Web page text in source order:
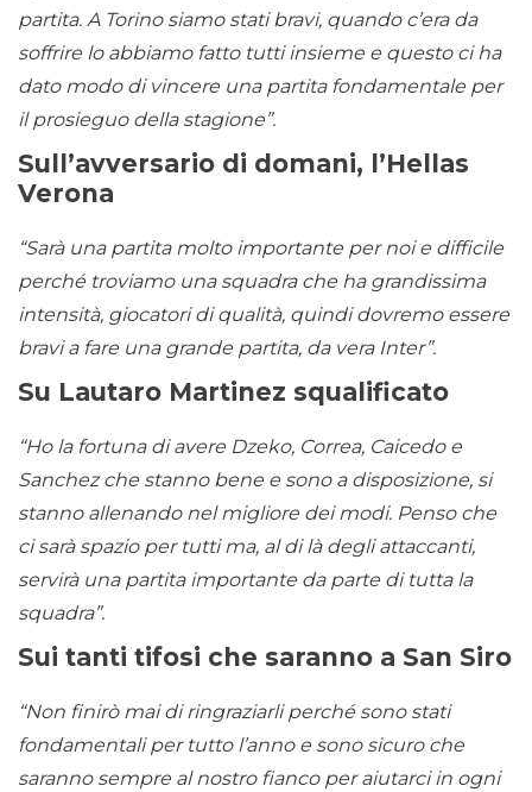
partita. A Torino siamo stati bravi, quando c’era da
soffrire lo abbiamo fatto tutti insieme e questo ci ha
dato modo di vincere una partita fondamentale per
il prosieguo della stagione”.
Sull’avversario di domani, l’Hellas
Verona
“Sarà una partita molto importante per noi e difficile
perché troviamo una squadra che ha grandissima
intensità, giocatori di qualità, quindi dovremo essere
bravi a fare una grande partita, da vera Inter”.
Su Lautaro Martinez squalificato
“Ho la fortuna di avere Dzeko, Correa, Caicedo e
Sanchez che stanno bene e sono a disposizione, si
stanno allenando nel migliore dei modi. Penso che
ci sarà spazio per tutti ma, al di là degli attaccanti,
servirà una partita importante da parte di tutta la
squadra”.
Sui tanti tifosi che saranno a San Siro
“Non finirò mai di ringraziarli perché sono stati
fondamentali per tutto l’anno e sono sicuro che
saranno sempre al nostro fianco per aiutarci in ogni